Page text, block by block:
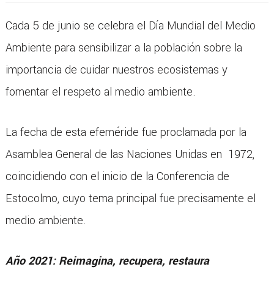
Cada 5 de junio se celebra el Día Mundial del Medio
Ambiente para sensibilizar a la población sobre la
importancia de cuidar nuestros ecosistemas y
fomentar el respeto al medio ambiente.
La fecha de esta efeméride fue proclamada por la
Asamblea General de las Naciones Unidas en 1972,
coincidiendo con el inicio de la Conferencia de
Estocolmo, cuyo tema principal fue precisamente el
medio ambiente.
Año 2021: Reimagina, recupera, restaura